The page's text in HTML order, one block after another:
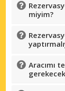
miyim?
Aracımı